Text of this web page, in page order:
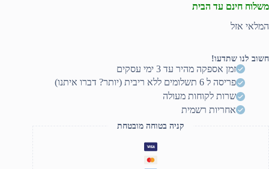
משלוח חינם עד הבית
המלאי אזל
חשוב לנו שתדעו!
זמן אספקה מהיר עד 3 ימי עסקים
פריסה ל 6 תשלומים ללא ריבית (יותר? דברו איתנו)
שרות לקוחות מעולה
אחריות רשמית
קניה בטוחה מובטחת